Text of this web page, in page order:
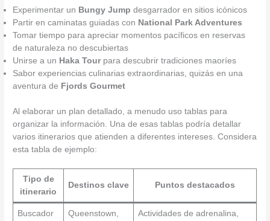
Experimentar un Bungy Jump desgarrador en sitios icónicos
Partir en caminatas guiadas con National Park Adventures
Tomar tiempo para apreciar momentos pacíficos en reservas
de naturaleza no descubiertas
Unirse a un Haka Tourpara descubrir tradiciones maoríes
Sabor experiencias culinarias extraordinarias, quizás en una
aventura de Fjords Gourmet
Al elaborar un plan detallado, a menudo uso tablas para
organizar la información. Una de esas tablas podría detallar
varios itinerarios que atienden a diferentes intereses. Considera
esta tabla de ejemplo:
Tipo de
itinerario
Destinos clave Puntos destacados
Buscador
Queenstown,
Actividades de adrenalina,